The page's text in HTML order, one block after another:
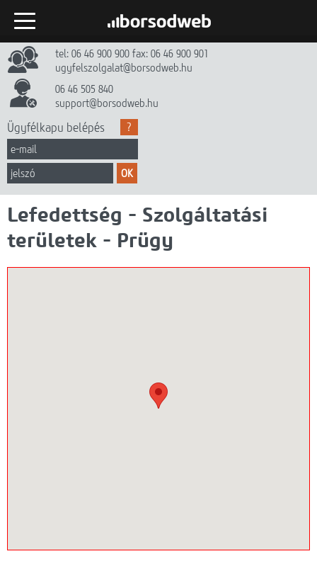
tel: 06 46 900 900 fax: 06 46 900 901
ugyfelszolgalat@borsodweb.hu
06 46 505 840
support@borsodweb.hu
?
Ügyfélkapu belépés
OK
Kezdőlap
Internet
TV
Egyéb szolgáltatások
Hírek
Gyik
Céginfó
Lefedettség - Szolgáltatási
területek - Prügy